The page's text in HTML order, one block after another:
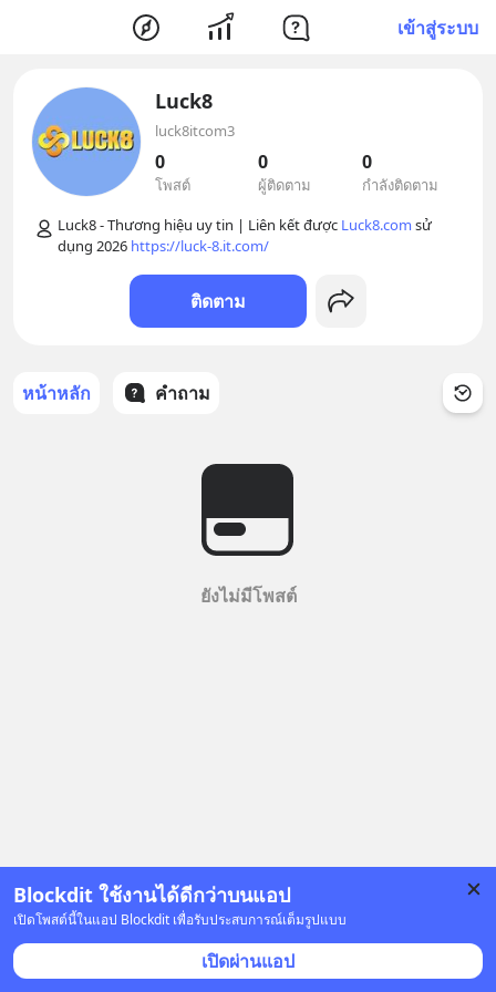
เข้าสู่ระบบ
Blockdit ใช้งานได้ดีกว่าบนแอป
เปิดโพสต์นี้ในแอป Blockdit เพื่อรับประสบการณ์เต็มรูปแบบ
เปิดผ่านแอป
Luck8
luck8itcom3
0
โพสต์
0
ผู้ติดตาม
0
กำลังติดตาม
Luck8 - Thương hiệu uy tin | Liên kết được Luck8.com sử
dụng 2026 https://luck-8.it.com/
ติดตาม
หน้าหลัก คำถาม
ยังไม่มีโพสต์